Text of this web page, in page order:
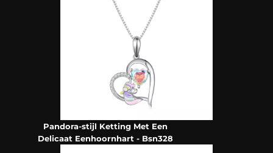
Pandora-stijl Ketting Met Een
Delicaat Eenhoornhart - Bsn328